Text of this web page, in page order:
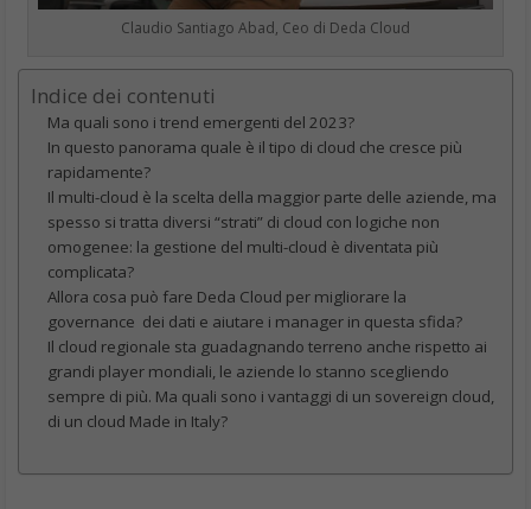
Claudio Santiago Abad, Ceo di Deda Cloud
Indice dei contenuti
Ma quali sono i trend emergenti del 2023?
In questo panorama quale è il tipo di cloud che cresce più
rapidamente?
Il multi-cloud è la scelta della maggior parte delle aziende, ma
spesso si tratta diversi “strati” di cloud con logiche non
omogenee: la gestione del multi-cloud è diventata più
complicata?
Allora cosa può fare Deda Cloud per migliorare la
governance dei dati e aiutare i manager in questa sfida?
Il cloud regionale sta guadagnando terreno anche rispetto ai
grandi player mondiali, le aziende lo stanno scegliendo
sempre di più. Ma quali sono i vantaggi di un sovereign cloud,
di un cloud Made in Italy?